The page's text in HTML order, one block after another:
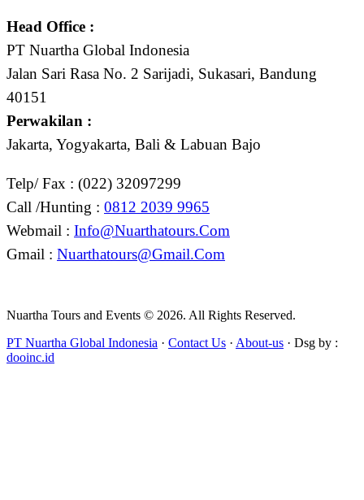
Head Office :
PT Nuartha Global Indonesia
Jalan Sari Rasa No. 2 Sarijadi, Sukasari, Bandung
40151
Perwakilan :
Jakarta, Yogyakarta, Bali & Labuan Bajo
Telp/ Fax : (022) 32097299
Call /Hunting : 0812 2039 9965
Webmail : Info@nuarthatours.com
Gmail : Nuarthatours@gmail.com
Nuartha Tours and Events © 2026. All Rights Reserved.
PT Nuartha Global Indonesia · Contact Us · About-us · Dsg by :
dooinc.id